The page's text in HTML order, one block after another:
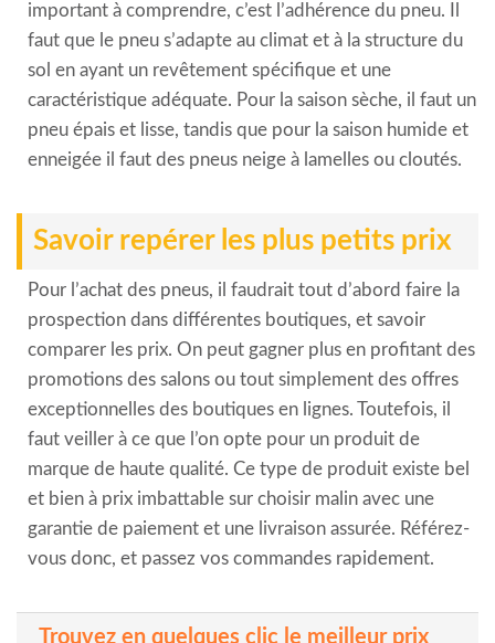
important à comprendre, c’est l’adhérence du pneu. Il
faut que le pneu s’adapte au climat et à la structure du
sol en ayant un revêtement spécifique et une
caractéristique adéquate. Pour la saison sèche, il faut un
pneu épais et lisse, tandis que pour la saison humide et
enneigée il faut des pneus neige à lamelles ou cloutés.
Savoir repérer les plus petits prix
Pour l’achat des pneus, il faudrait tout d’abord faire la
prospection dans différentes boutiques, et savoir
comparer les prix. On peut gagner plus en profitant des
promotions des salons ou tout simplement des offres
exceptionnelles des boutiques en lignes. Toutefois, il
faut veiller à ce que l’on opte pour un produit de
marque de haute qualité. Ce type de produit existe bel
et bien à prix imbattable sur choisir malin avec une
garantie de paiement et une livraison assurée. Référez-
vous donc, et passez vos commandes rapidement.
Trouvez en quelques clic le meilleur prix